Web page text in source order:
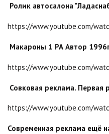
Ролик автосалона
https://www.youtube.com/
Макароны 1 РА Автор
https://www.youtube.com/
Совковая реклама. Первая
https://www.youtube.com/
Современная реклама ещё